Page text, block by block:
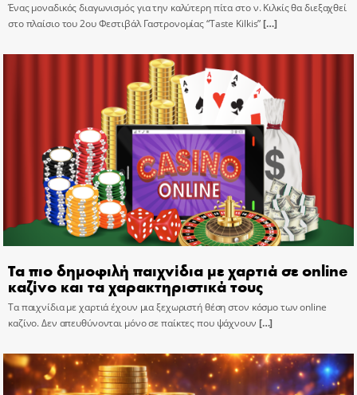
Ένας μοναδικός διαγωνισμός για την καλύτερη πίτα στο ν. Κιλκίς θα διεξαχθεί
στο πλαίσιο του 2ου Φεστιβάλ Γαστρονομίας “Taste Kilkis”[…]
Τα πιο δημοφιλή παιχνίδια με χαρτιά σε online
καζίνο και τα χαρακτηριστικά τους
Τα παιχνίδια με χαρτιά έχουν μια ξεχωριστή θέση στον κόσμο των online
καζίνο. Δεν απευθύνονται μόνο σε παίκτες που ψάχνουν […]